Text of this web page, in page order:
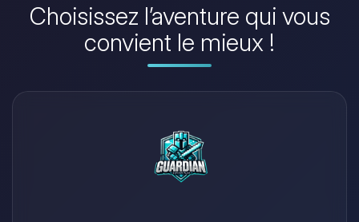
Choisissez l’aventure qui vous
convient le mieux !